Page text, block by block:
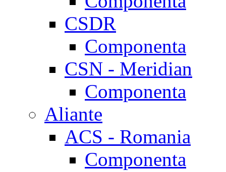
CSDR
Componenta
CSN - Meridian
Componenta
Aliante
ACS - Romania
Componenta